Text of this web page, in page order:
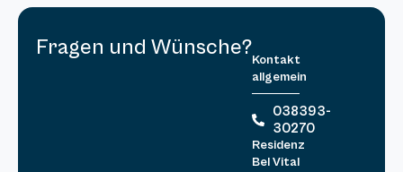
Fragen und Wünsche?Kontakt
allgemein
038393-
30270
Residenz
Bel Vital